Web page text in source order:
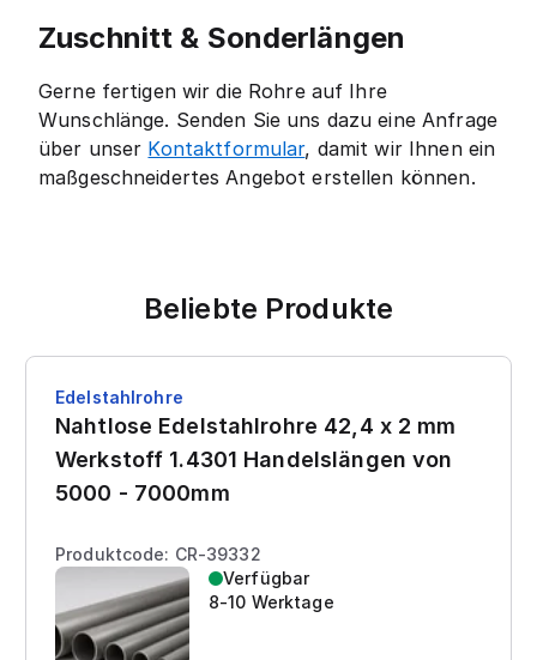
Zuschnitt & Sonderlängen
Gerne fertigen wir die Rohre auf Ihre
Wunschlänge. Senden Sie uns dazu eine Anfrage
über unser Kontaktformular, damit wir Ihnen ein
maßgeschneidertes Angebot erstellen können.
Beliebte Produkte
Edelstahlrohre
Nahtlose Edelstahlrohre 42,4 x 2 mm
Werkstoff 1.4301 Handelslängen von
5000 - 7000mm
Produktcode: CR-39332
Verfügbar
8-10 Werktage